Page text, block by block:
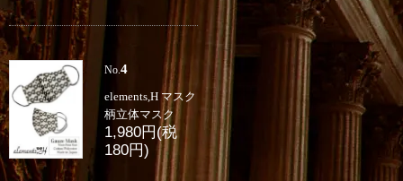
No.4
elements,H マスク
柄立体マスク
1,980円(税
180円)